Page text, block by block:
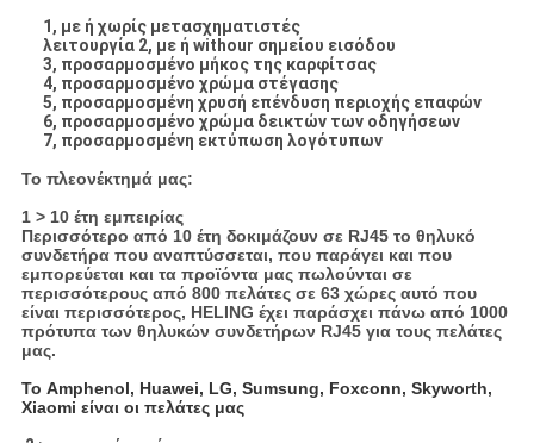
1, με ή χωρίς μετασχηματιστές
λειτουργία 2, με ή withour σημείου εισόδου
3, προσαρμοσμένο μήκος της καρφίτσας
4, προσαρμοσμένο χρώμα στέγασης
5, προσαρμοσμένη χρυσή επένδυση περιοχής επαφών
6, προσαρμοσμένο χρώμα δεικτών των οδηγήσεων
7, προσαρμοσμένη εκτύπωση λογότυπων
Το πλεονέκτημά μας:
1 > 10 έτη εμπειρίας
Περισσότερο από 10 έτη δοκιμάζουν σε RJ45 το θηλυκό
συνδετήρα που αναπτύσσεται, που παράγει και που
εμπορεύεται και τα προϊόντα μας πωλούνται σε
περισσότερους από 800 πελάτες σε 63 χώρες αυτό που
είναι περισσότερος, HELING έχει παράσχει πάνω από 1000
πρότυπα των θηλυκών συνδετήρων RJ45 για τους πελάτες
μας.
Το Amphenol, Huawei, LG, Sumsung, Foxconn, Skyworth,
Xiaomi είναι οι πελάτες μας